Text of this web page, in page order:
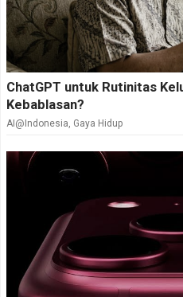
ChatGPT untuk Rutinitas
Kebablasan?
AI@Indonesia Gaya Hidup